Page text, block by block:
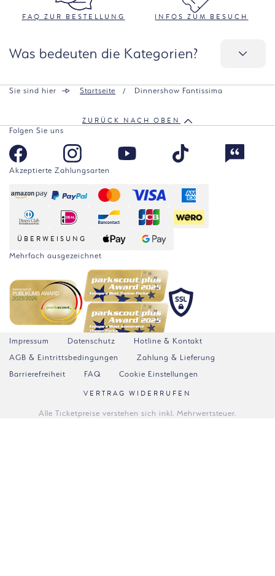
FAQ ZUR BESTELLUNG INFOS ZUM BESUCH
Was bedeuten die Kategorien?
Sie sind hier Startseite Dinnershow Fantissima
ZURÜCK NACH OBEN
Folgen Sie uns
Akzeptierte Zahlungsarten
ÜBERWEISUNG
Mehrfach ausgezeichnet
Impressum Datenschutz
Hotline & Kontakt
AGB & Eintrittsbedingungen
Zahlung & Lieferung
Barrierefreiheit
FAQ Cookie Einstellungen
VERTRAG WIDERRUFEN
Alle Ticketpreise verstehen sich inkl. Mehrwertsteuer.